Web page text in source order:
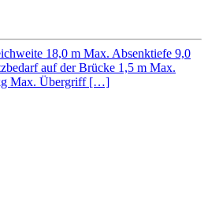
18,0 m Max. Absenktiefe 9,0
auf der Brücke 1,5 m Max.
Max. Übergriff […]